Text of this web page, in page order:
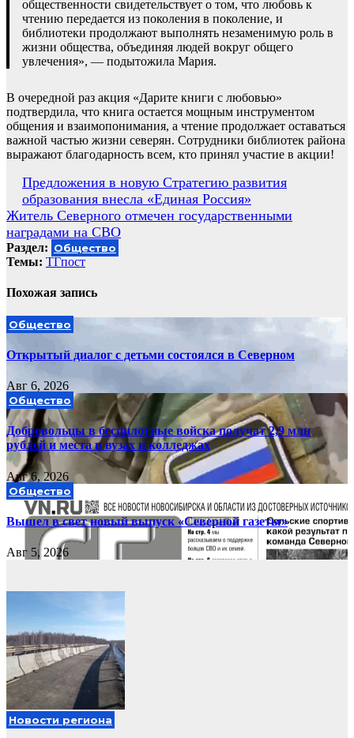
общественности свидетельствует о том, что любовь к
чтению передается из поколения в поколение, и
библиотеки продолжают выполнять незаменимую роль в
жизни общества, объединяя людей вокруг общего
увлечения», — подытожила Мария.
В очередной раз акция «Дарите книги с любовью»
подтвердила, что книга остается мощным инструментом
общения и взаимопонимания, а чтение продолжает оставаться
важной частью жизни северян. Сотрудники библиотек района
выражают благодарность всем, кто принял участие в акции!
Навигация
по
записям
Предложения в новую Стратегию развития
образования внесла «Единая Россия»
Житель Северного отмечен государственными
наградами на СВО
Раздел: Общество
Темы: ТГпост
Похожая запись
Общество
Открытый диалог с детьми состоялся в Северном
Авг 6, 2026
Общество
Добровольцы в беспилотные войска получат 2,9 млн
рублей и места в вузах и колледжах
Авг 6, 2026
Общество
Вышел в свет новый выпуск «Северной газеты»
Авг 5, 2026
Новости региона